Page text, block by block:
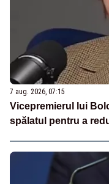
7 aug. 2026, 07:15
Vicepremierul lui
spălatul pentru a